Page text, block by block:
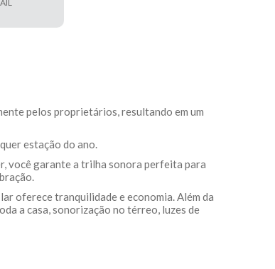
pelos proprietários, resultando em um
estação do ano.
você garante a trilha sonora perfeita para
oferece tranquilidade e economia. Além da
a casa, sonorização no térreo, luzes de